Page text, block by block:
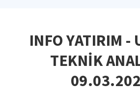
INFO YATIRIM -
TEKNİK